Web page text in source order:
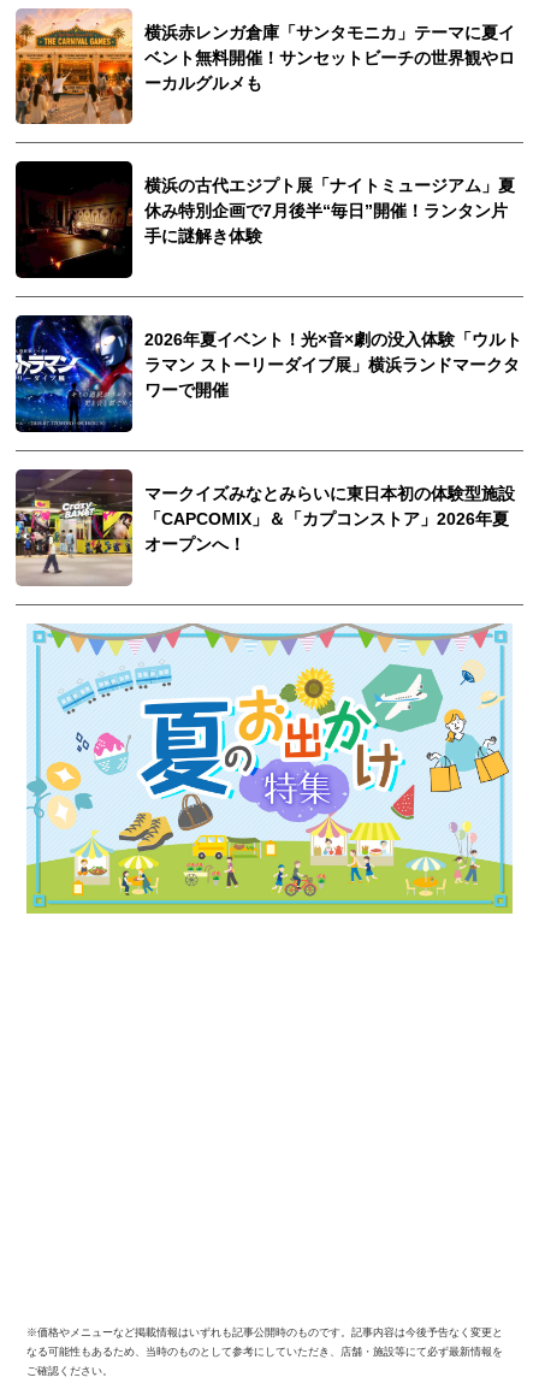
横浜赤レンガ倉庫「サンタモニカ」テーマに夏イ
ベント無料開催！サンセットビーチの世界観やロ
ーカルグルメも
横浜の古代エジプト展「ナイトミュージアム」夏
休み特別企画で7月後半“毎日”開催！ランタン片
手に謎解き体験
2026年夏イベント！光×音×劇の没入体験「ウルト
ラマン ストーリーダイブ展」横浜ランドマークタ
ワーで開催
マークイズみなとみらいに東日本初の体験型施設
「CAPCOMIX」＆「カプコンストア」2026年夏
オープンへ！
※価格やメニューなど掲載情報はいずれも記事公開時のものです。記事内容は今後予告なく変更と
なる可能性もあるため、当時のものとして参考にしていただき、店舗・施設等にて必ず最新情報を
ご確認ください。